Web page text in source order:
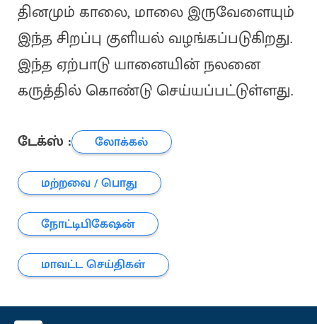
தினமும் காலை, மாலை இருவேளையும்
இந்த சிறப்பு குளியல் வழங்கப்படுகிறது.
இந்த ஏற்பாடு யானையின் நலனை
கருத்தில் கொண்டு செய்யப்பட்டுள்ளது.
டேக்ஸ் :
லோக்கல்
மற்றவை / பொது
நோட்டிபிகேஷன்
மாவட்ட செய்திகள்